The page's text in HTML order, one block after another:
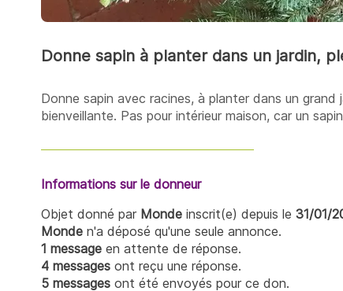
Donne sapin à planter dans un jardin,
Donne sapin avec racines, à planter dans un grand
bienveillante. Pas pour intérieur maison, car un
Informations sur le donneur
Objet donné par Monde inscrit(e) depuis le 31/01/
Monde n'a déposé qu'une seule annonce.
1 message en attente de réponse.
4 messages ont reçu une réponse.
5 messages ont été envoyés pour ce don.